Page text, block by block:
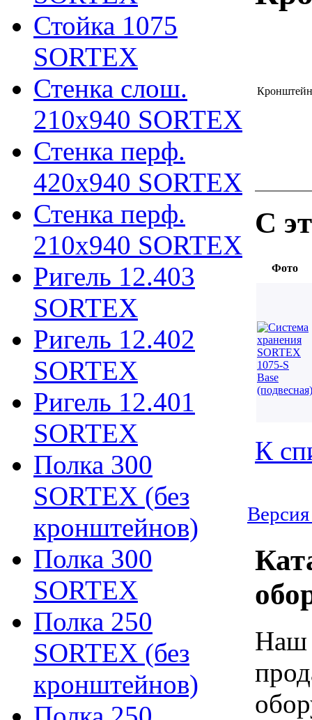
Стойка 1075
SORTEX
Стенка слош.
210х940 SORTEX
Стенка перф.
420х940 SORTEX
Стенка перф.
210х940 SORTEX
Ригель 12.403
SORTEX
Ригель 12.402
SORTEX
Ригель 12.401
SORTEX
Полка 300
SORTEX (без
кронштейнов)
Полка 300
SORTEX
Полка 250
SORTEX (без
кронштейнов)
С
Фото
К
Наш